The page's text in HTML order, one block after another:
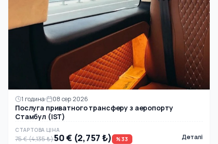
1 година 08 сер 2026
Послуга приватного трансферу з аеропорту
Стамбул (IST)
СТАРТОВА ЦІНА
75 € (4,135 ₺)50 € (2,757 ₺) %33 Деталі